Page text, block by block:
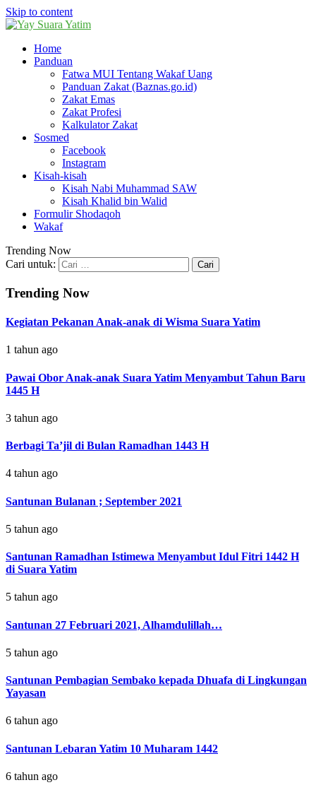
Skip to content
Home
Panduan
Fatwa MUI Tentang Wakaf Uang
Panduan Zakat (Baznas.go.id)
Zakat Emas
Zakat Profesi
Kalkulator Zakat
Sosmed
Facebook
Instagram
Kisah-kisah
Kisah Nabi Muhammad SAW
Kisah Khalid bin Walid
Formulir Shodaqoh
Wakaf
Trending Now
Cari untuk:
Trending Now
Kegiatan Pekanan Anak-anak di Wisma Suara Yatim
1 tahun ago
Pawai Obor Anak-anak Suara Yatim Menyambut Tahun Baru
1445 H
3 tahun ago
Berbagi Ta’jil di Bulan Ramadhan 1443 H
4 tahun ago
Santunan Bulanan ; September 2021
5 tahun ago
Santunan Ramadhan Istimewa Menyambut Idul Fitri 1442 H
di Suara Yatim
5 tahun ago
Santunan 27 Februari 2021, Alhamdulillah…
5 tahun ago
Santunan Pembagian Sembako kepada Dhuafa di Lingkungan
Yayasan
6 tahun ago
Santunan Lebaran Yatim 10 Muharam 1442
6 tahun ago